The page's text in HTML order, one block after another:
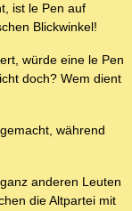
ist le Pen auf
Blickwinkel!
würde eine le Pen
doch? Wem dient
während
anderen Leuten
die Altpartei mit